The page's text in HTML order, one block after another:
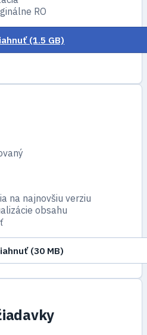
RO
(1.5 GB)
na najnovšiu verziu
obsahu
(30 MB)